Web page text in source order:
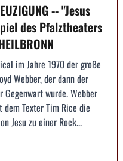
-- "Jesus
des Pfalztheaters
im Jahre 1970 der große
Webber, der dann der
wurde. Webber
Texter Tim Rice die
Jesu zu einer Rock...